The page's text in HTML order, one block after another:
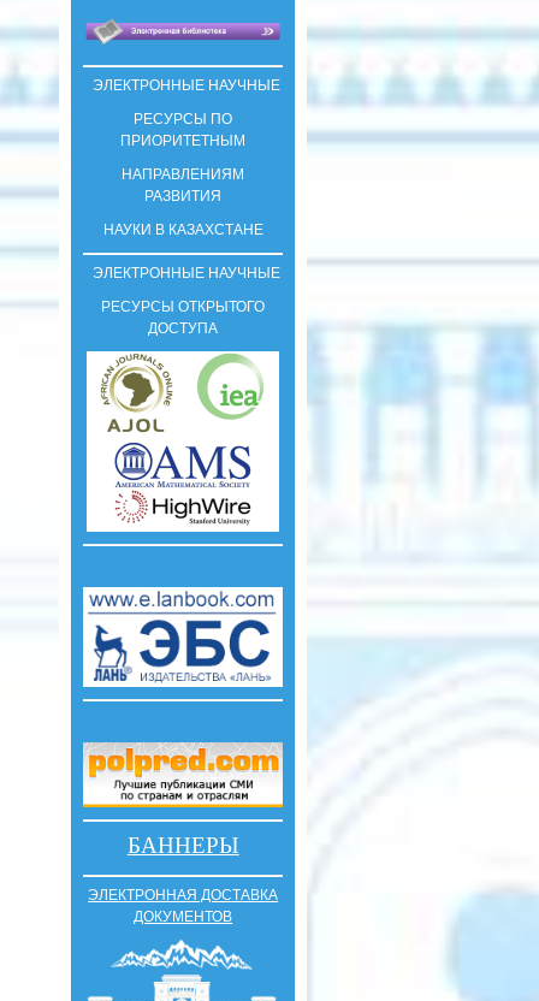
ЭЛЕКТРОННЫЕ НАУЧНЫЕ
РЕСУРСЫ ПО
ПРИОРИТЕТНЫМ
НАПРАВЛЕНИЯМ
РАЗВИТИЯ
НАУКИ В КАЗАХСТАНЕ
ЭЛЕКТРОННЫЕ НАУЧНЫЕ
РЕСУРСЫ ОТКРЫТОГО
ДОСТУПА
БАННЕРЫ
ЭЛЕКТРОННАЯ ДОСТАВКА
ДОКУМЕНТОВ